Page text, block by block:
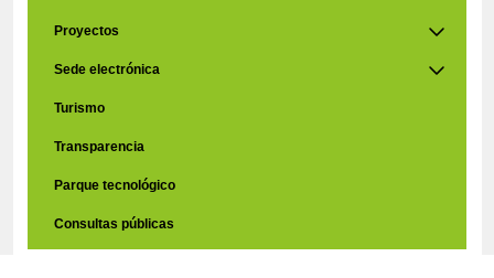
Proyectos
Sede electrónica
Turismo
Transparencia
Parque tecnológico
Consultas públicas